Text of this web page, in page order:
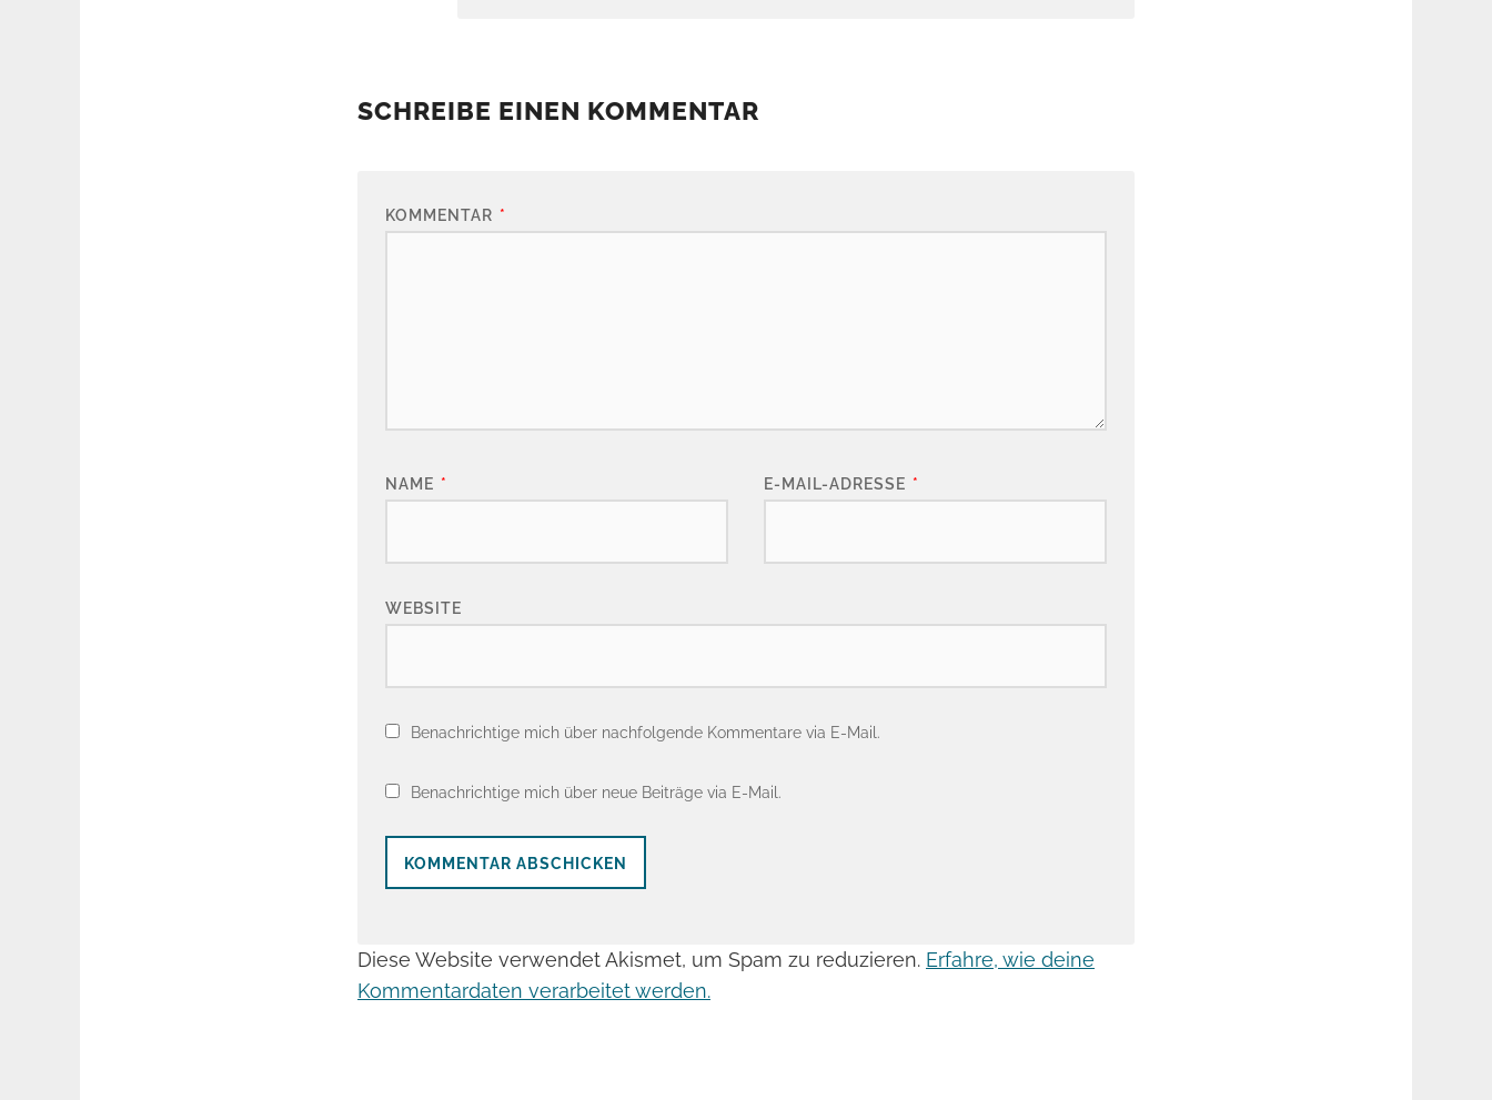
SCHREIBE EINEN KOMMENTAR
KOMMENTAR *
NAME * E-MAIL-ADRESSE *
WEBSITE
Benachrichtige mich über nachfolgende Kommentare via E-Mail.
Benachrichtige mich über neue Beiträge via E-Mail.
Diese Website verwendet Akismet, um Spam zu reduzieren. Erfahre, wie deine
Kommentardaten verarbeitet werden.